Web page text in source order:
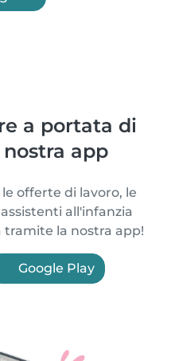
a portata di
app
offerte di lavoro, le
all'infanzia
tramite la nostra app!
Google Play